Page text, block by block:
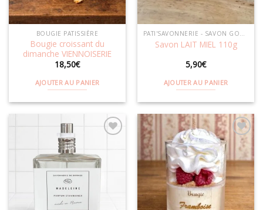
BOUGIE PATISSIÈRE
Bougie croissant du
dimanche VIENNOISERIE
18,50€
AJOUTER AU PANIER
PATI'SAVONNERIE - SAVON GOURMAND
Savon LAIT MIEL 110g
5,90€
AJOUTER AU PANIER
Ajouter
Ajouter
à la
wishlist